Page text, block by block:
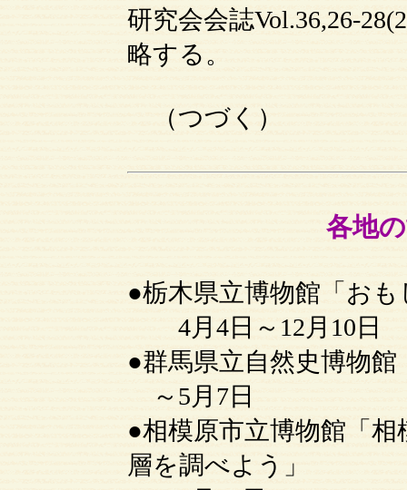
研究会会誌Vol.36,26-
略する。
（つづく）
各地
●栃木県立博物館「お
4月4日～12月10日
●群馬県立自然史博物
～5月7日
●相模原市立博物館「
層を調べよう」